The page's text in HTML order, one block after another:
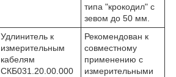
типа "крокодил" с
зевом до 50 мм.
Удлинитель к
измерительным
кабелям
СКБ031.20.00.000
Рекомендован к
совместному
применению с
измерительными